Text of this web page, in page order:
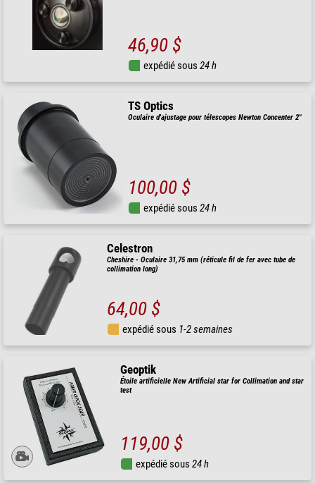
46,90 $
expédié sous24 h
TS Optics
Oculaire d'ajustage pour télescopes Newton Concenter 2"
100,00 $
expédié sous24 h
Celestron
Cheshire - Oculaire 31,75 mm (réticule fil de fer avec tube de
collimation long)
64,00 $
expédié sous 1-2 semaines
Geoptik
Étoile artificielle New Artificial star for Collimation and star
test
119,00 $
expédié sous24 h